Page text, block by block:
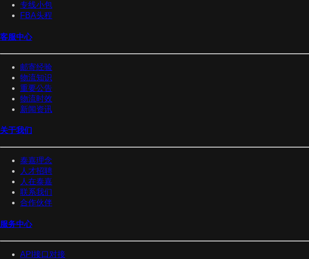
专线小包
FBA头程
客服中心
邮寄经验
物流知识
重要公告
物流时效
新闻资讯
关于我们
泰嘉理念
人才招聘
人在泰嘉
联系我们
合作伙伴
服务中心
API接口对接